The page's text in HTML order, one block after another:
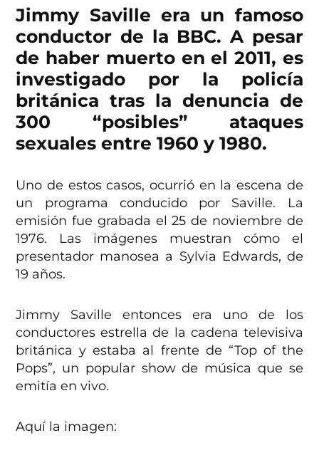
Jimmy Saville era un famoso
conductor de la BBC. A pesar
de haber muerto en el 2011, es
investigado por la policía
británica tras la denuncia de
300 “posibles” ataques
sexuales entre 1960 y 1980.
Uno de estos casos, ocurrió en la escena de
un programa conducido por Saville. La
emisión fue grabada el 25 de noviembre de
1976. Las imágenes muestran cómo el
presentador manosea a Sylvia Edwards, de
19 años.
Jimmy Saville entonces era uno de los
conductores estrella de la cadena televisiva
británica y estaba al frente de “Top of the
Pops”, un popular show de música que se
emitía en vivo.
Aquí la imagen: